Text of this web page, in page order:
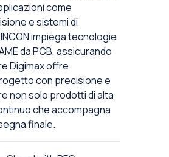
come
e sistemi di
impiega tecnologie
da PCB, assicurando
Digimax offre
con precisione e
non solo prodotti di alta
che accompagna
finale.